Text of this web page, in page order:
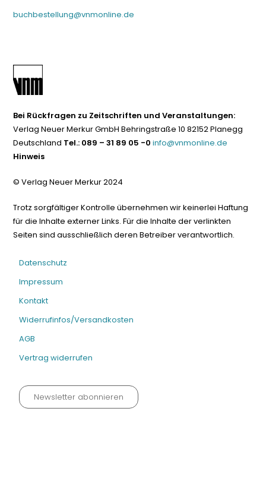
buchbestellung@vnmonline.de
Bei Rückfragen zu Zeitschriften und Veranstaltungen:
Verlag Neuer Merkur GmbH Behringstraße 10 82152 Planegg
Deutschland Tel.: 089 – 31 89 05 -0 info@vnmonline.de
Hinweis
© Verlag Neuer Merkur 2024
Trotz sorgfältiger Kontrolle übernehmen wir keinerlei Haftung
für die Inhalte externer Links. Für die Inhalte der verlinkten
Seiten sind ausschließlich deren Betreiber verantwortlich.
Datenschutz
Impressum
Kontakt
Widerrufinfos/Versandkosten
AGB
Vertrag widerrufen
Newsletter abonnieren